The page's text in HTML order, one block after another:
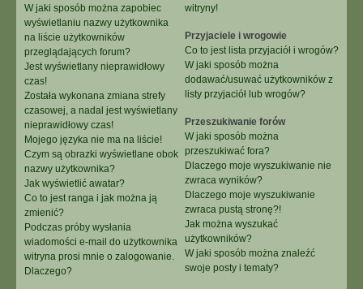
W jaki sposób można zapobiec
wyświetlaniu nazwy użytkownika
na liście użytkowników
przeglądających forum?
Jest wyświetlany nieprawidłowy
czas!
Została wykonana zmiana strefy
czasowej, a nadal jest wyświetlany
nieprawidłowy czas!
Mojego języka nie ma na liście!
Czym są obrazki wyświetlane obok
nazwy użytkownika?
Jak wyświetlić awatar?
Co to jest ranga i jak można ją
zmienić?
Podczas próby wysłania
wiadomości e-mail do użytkownika
witryna prosi mnie o zalogowanie.
Dlaczego?
witryny!
Przyjaciele i wrogowie
Co to jest lista przyjaciół i wrogów?
W jaki sposób można
dodawać/usuwać użytkowników z
listy przyjaciół lub wrogów?
Przeszukiwanie forów
W jaki sposób można
przeszukiwać fora?
Dlaczego moje wyszukiwanie nie
zwraca wyników?
Dlaczego moje wyszukiwanie
zwraca pustą stronę?!
Jak można wyszukać
użytkowników?
W jaki sposób można znaleźć
swoje posty i tematy?